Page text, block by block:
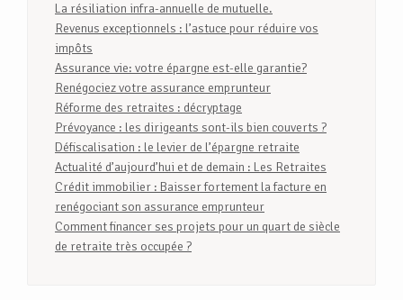
La résiliation infra-annuelle de mutuelle.
Revenus exceptionnels : l’astuce pour réduire vos
impôts
Assurance vie: votre épargne est-elle garantie?
Renégociez votre assurance emprunteur
Réforme des retraites : décryptage
Prévoyance : les dirigeants sont-ils bien couverts ?
Défiscalisation : le levier de l’épargne retraite
Actualité d’aujourd’hui et de demain : Les Retraites
Crédit immobilier : Baisser fortement la facture en
renégociant son assurance emprunteur
Comment financer ses projets pour un quart de siècle
de retraite très occupée ?